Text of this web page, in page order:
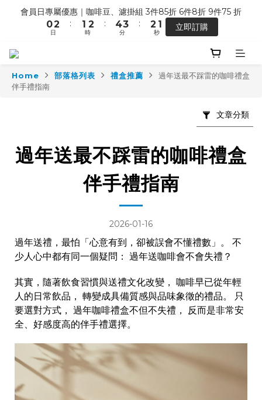
【馬年開運】電商單筆消費滿 $1,500，即贈「幸運小馬」
會員日專屬優惠｜咖啡豆、濾掛組 3件85折 6件8折 9件75 折
1
0
3
2
1
日
:
2
1
0
3
2
1
時
:
5
4
3
0
4
3
2
分
:
3
2
1
1
0
秒
立即訂購
5
4
3
0
4
3
2
日
5
4
3
0
6
5
4
1
時
8
7
6
3
7
6
5
2
分
6
5
4
1
4
3
2
Home 部落格列表 禮盒推薦
過年送最不踩雷的咖啡禮盒
伴手禮指南
文章分類
過年送最不踩雷的咖啡禮盒
伴手禮指南
2026-01-16
過年送禮，最怕「心意有到，卻被誤會不懂禮數」。 不
少人心中都有同一個疑問： 過年送咖啡會不會失禮？
其實，隨著飲食習慣與送禮文化改變， 咖啡早已從年輕
人的日常飲品， 轉變成具備質感與品味象徵的禮品。 只
要選對方式， 過年咖啡禮盒不但不失禮， 反而是非常安
全、好感度高的伴手禮選擇。